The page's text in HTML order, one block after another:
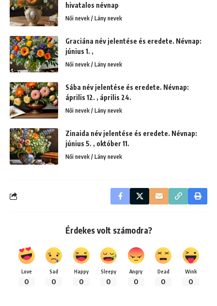
hivatalos névnap
Női nevek / Lány nevek
Graciána név jelentése és eredete. Névnap:
június 1. ,
Női nevek / Lány nevek
Sába név jelentése és eredete. Névnap:
április 12. , április 24.
Női nevek / Lány nevek
Zinaida név jelentése és eredete. Névnap:
június 5. , október 11.
Női nevek / Lány nevek
Érdekes volt számodra?
Love
0
Sad
0
Happy
0
Sleepy
0
Angry
0
Dead
0
Wink
0